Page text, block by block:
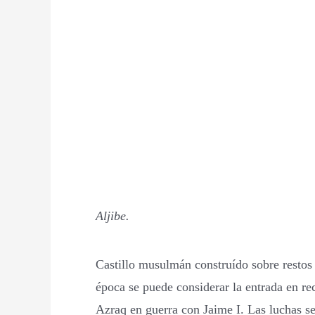
Aljibe.
Castillo musulmán construído sobre
época se puede considerar la entrada en
Azraq en guerra con Jaime I. Las luchas